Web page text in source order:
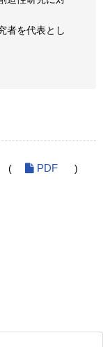
者を代表とし
( PDF )